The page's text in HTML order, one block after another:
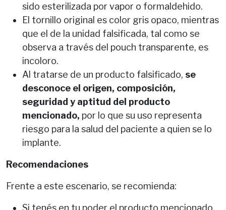
sido esterilizada por vapor o formaldehido.
El tornillo original es color gris opaco, mientras
que el de la unidad falsificada, tal como se
observa a través del pouch transparente, es
incoloro.
Al tratarse de un producto falsificado, se
desconoce el origen, composición,
seguridad y aptitud del producto
mencionado, por lo que su uso representa
riesgo para la salud del paciente a quien se lo
implante.
Recomendaciones
Frente a este escenario, se recomienda:
Si tenés en tu poder el producto mencionado,